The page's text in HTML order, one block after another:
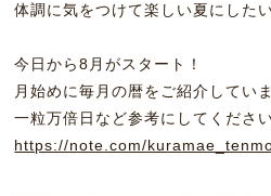
体調に気をつけて楽しい夏にした
今日から8月がスタート！
月始めに毎月の暦をご紹介していま
一粒万倍日など参考にしてくださ
https://note.com/